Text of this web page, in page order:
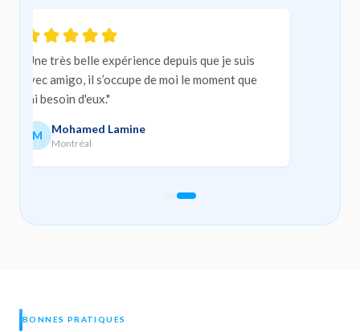
"Une très belle expérience depuis que je suis
avec amigo, il s’occupe de moi le moment que
j’ai besoin d'eux."
M Mohamed Lamine
Montréal
Slide navigation
Slide 1
Slide 2
Slide 3
BONNES PRATIQUES